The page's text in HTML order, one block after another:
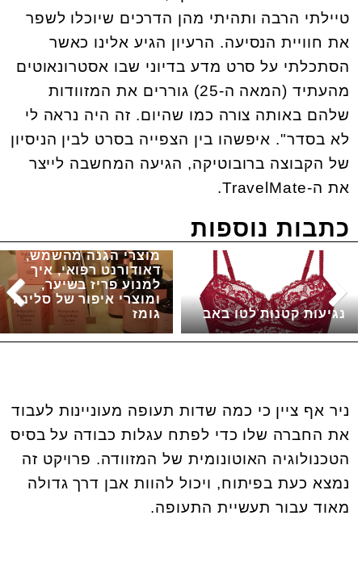
טיילתי הרבה ותהיתי מהן הדרכים שיוכלו לשפר
את חוויית הנסיעה. הרעיון הגיע אלינו כאשר
הסתכלתי על סרט מדע בדיוני שבו אסטרונאוטים
מהעתיד (המאה ה-25) גוררים את המזוודות
שלהם באותה צורה כמו שהיום. זה היה נראה לי
לא בסדר". איפשהו בין הצפייה בסרט לבין הניסיון
של הקבוצה ברובוטיקה, הגיעה המחשבה לייצר
את ה.TravelMate-
כתבות נוספות
מוצרי הגנה מהשמש,
דאודורנט רפואי, איך
למנוע פריז בשיער,
ומוצרי איפור של סלינה
גומז
נגיעות קטנות לטו באב
ניר אף ציין כי כמה שדות תעופה מעוניינות לעבוד
את החברה שלו כדי לפתח עגלות כבודה על בסיס
הטכנולוגיה האוטונומית של המזוודה. פרויקט זה
נמצא כעת בפיתוח, ויכול להוות אבן דרך גדולה
מאוד עבור תעשיית התעופה.